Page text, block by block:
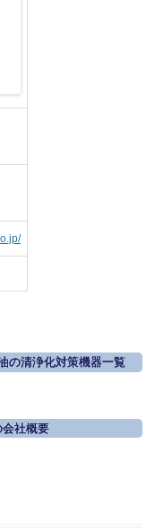
の清浄化対策機器一覧
社概要